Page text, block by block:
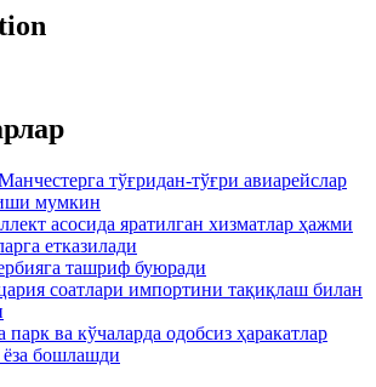
тўғридан-тўғри авиарейслар
мумкин
асосида яратилган хизматлар ҳажми
етказилади
ташриф буюради
соатлари импортини тақиқлаш билан
парк ва кўчаларда одобсиз ҳаракатлар
бошлашди